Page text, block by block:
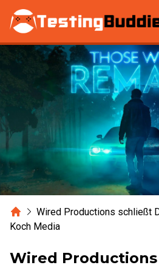
Zum Hauptinhalt springen
HomeWired Productions schließt
Koch Media
Wired